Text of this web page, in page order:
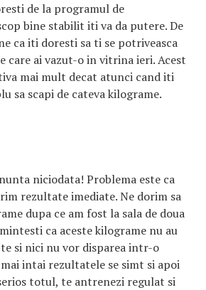
de la programul de
bine stabilit iti va da putere. De
ca iti doresti sa ti se potriveasca
care ai vazut-o in vitrina ieri. Acest
mai mult decat atunci cand iti
sa scapi de cateva kilograme.
niciodata! Problema este ca
rezultate imediate. Ne dorim sa
dupa ce am fost la sala de doua
ca aceste kilograme nu au
si nici nu vor disparea intr-o
intai rezultatele se simt si apoi
totul, te antrenezi regulat si